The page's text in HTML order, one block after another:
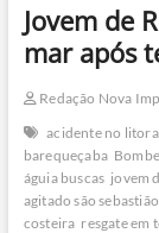
Jovem de
mar após
Redação Nova
acidente no
barequeçaba
águia buscas jovem
agitado são sebastião
costeira resgate em